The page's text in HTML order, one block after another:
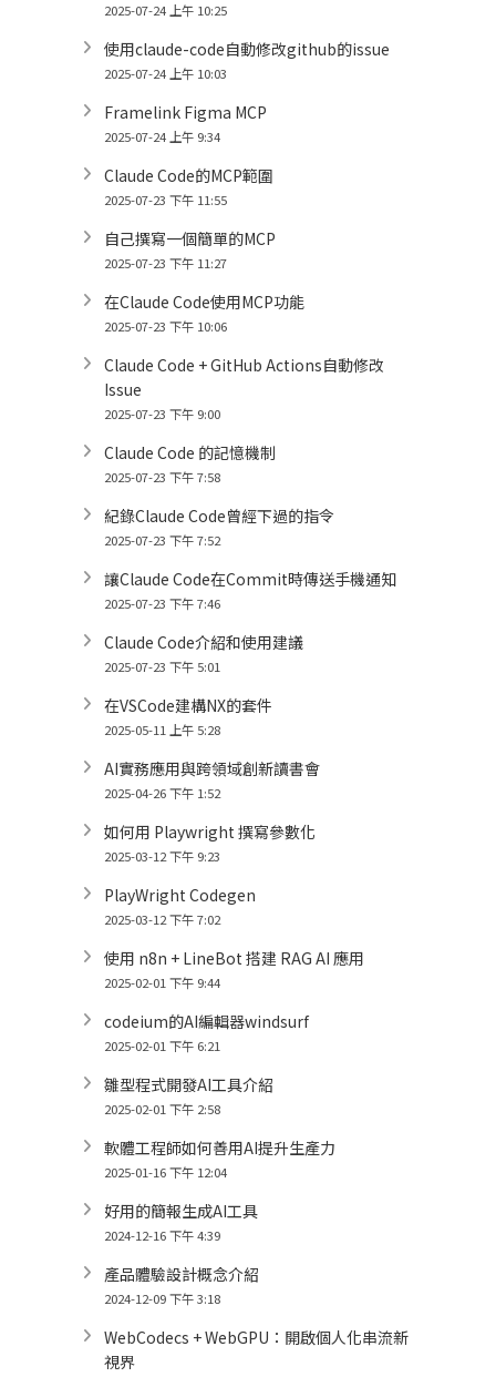
2025-07-24 上午 10:25
使用claude-code自動修改github的issue
2025-07-24 上午 10:03
Framelink Figma MCP
2025-07-24 上午 9:34
Claude Code的MCP範圍
2025-07-23 下午 11:55
自己撰寫一個簡單的MCP
2025-07-23 下午 11:27
在Claude Code使用MCP功能
2025-07-23 下午 10:06
Claude Code + GitHub Actions自動修改
Issue
2025-07-23 下午 9:00
Claude Code 的記憶機制
2025-07-23 下午 7:58
紀錄Claude Code曾經下過的指令
2025-07-23 下午 7:52
讓Claude Code在Commit時傳送手機通知
2025-07-23 下午 7:46
Claude Code介紹和使用建議
2025-07-23 下午 5:01
在VSCode建構NX的套件
2025-05-11 上午 5:28
AI實務應用與跨領域創新讀書會
2025-04-26 下午 1:52
如何用 Playwright 撰寫參數化
2025-03-12 下午 9:23
PlayWright Codegen
2025-03-12 下午 7:02
使用 n8n + LineBot 搭建 RAG AI 應用
2025-02-01 下午 9:44
codeium的AI編輯器windsurf
2025-02-01 下午 6:21
雛型程式開發AI工具介紹
2025-02-01 下午 2:58
軟體工程師如何善用AI提升生產力
2025-01-16 下午 12:04
好用的簡報生成AI工具
2024-12-16 下午 4:39
產品體驗設計概念介紹
2024-12-09 下午 3:18
WebCodecs + WebGPU：開啟個人化串流新
視界